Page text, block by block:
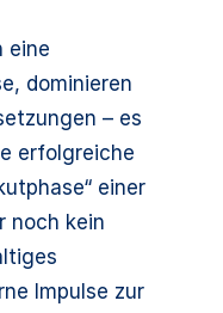
eine
dominieren
– es
erfolgreiche
einer
noch kein
Impulse zur